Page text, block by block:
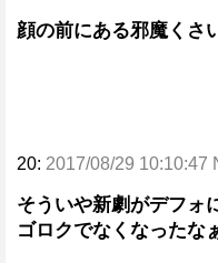
顔の前にある邪魔くさ
20: 2017/08/29 10:10:47
そういや新劇がデフォ
ゴロクでなくなったな